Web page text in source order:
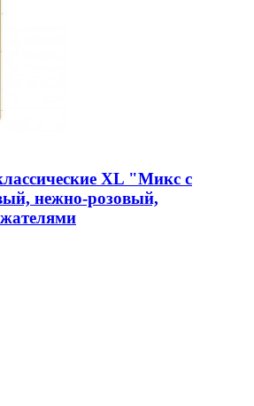
XL "Микс с
нежно-розовый,